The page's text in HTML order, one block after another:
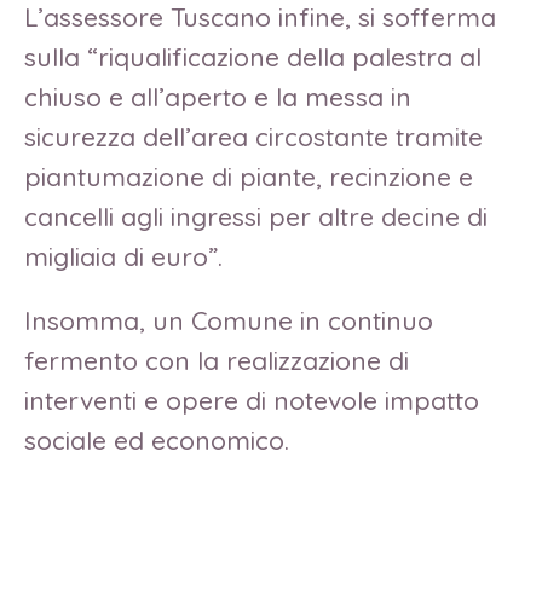
L’assessore Tuscano infine, si sofferma
sulla “riqualificazione della palestra al
chiuso e all’aperto e la messa in
sicurezza dell’area circostante tramite
piantumazione di piante, recinzione e
cancelli agli ingressi per altre decine di
migliaia di euro”.
Insomma, un Comune in continuo
fermento con la realizzazione di
interventi e opere di notevole impatto
sociale ed economico.